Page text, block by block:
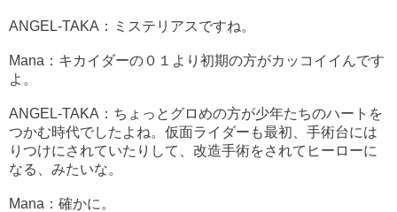
ANGEL-TAKA：ミステリアスですね。
Mana：キカイダーの０１より初期の方がカッコイイんです
よ。
ANGEL-TAKA：ちょっとグロめの方が少年たちのハートを
つかむ時代でしたよね。仮面ライダーも最初、手術台には
りつけにされていたりして、改造手術をされてヒーローに
なる、みたいな。
Mana：確かに。